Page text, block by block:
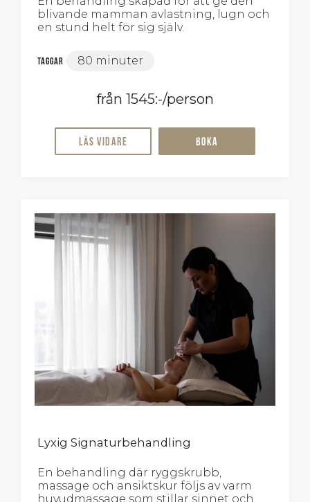
blivande mamman avlastning, lugn och
en stund helt för sig själv.
Taggar 80 minuter
från 1545:-/person
Läs vidare Boka
Lyxig Signaturbehandling
En behandling där ryggskrubb,
massage och ansiktskur följs av varm
huvudmassage som stillar sinnet och